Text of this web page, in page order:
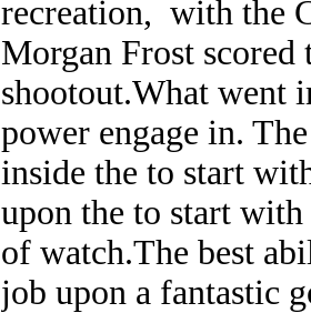
recreation, with the
Morgan Frost
shootout.What went
power engage in.
inside the to start
upon the to start
of watch.The best
job upon a fantastic